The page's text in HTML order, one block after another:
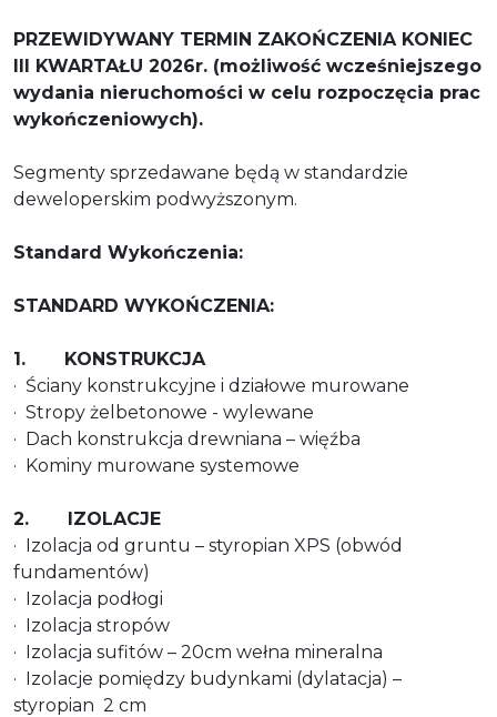
PRZEWIDYWANY TERMIN ZAKOŃCZENIA KONIEC
III KWARTAŁU 2026r. (możliwość wcześniejszego
wydania nieruchomości w celu rozpoczęcia prac
wykończeniowych).
Segmenty sprzedawane będą w standardzie
deweloperskim podwyższonym.
Standard Wykończenia:
STANDARD WYKOŃCZENIA:
1. KONSTRUKCJA
· Ściany konstrukcyjne i działowe murowane
· Stropy żelbetonowe - wylewane
· Dach konstrukcja drewniana – więźba
· Kominy murowane systemowe
2. IZOLACJE
· Izolacja od gruntu – styropian XPS (obwód
fundamentów)
· Izolacja podłogi
· Izolacja stropów
· Izolacja sufitów – 20cm wełna mineralna
· Izolacje pomiędzy budynkami (dylatacja) –
styropian 2 cm